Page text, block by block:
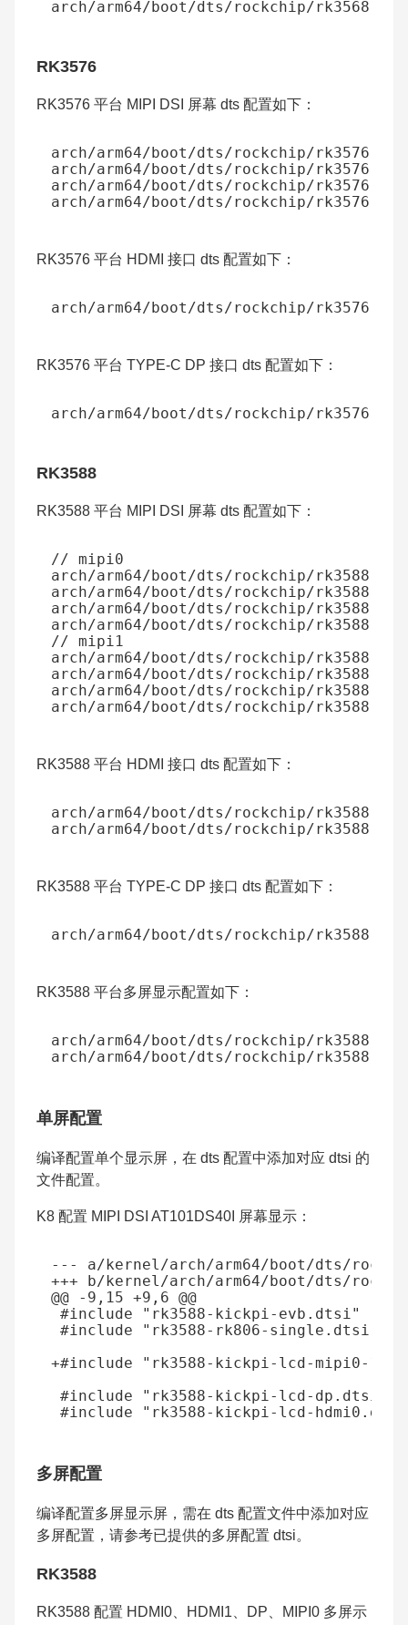
RK3576
RK3576 平台 MIPI DSI 屏幕 dts 配置如下：
RK3576 平台 HDMI 接口 dts 配置如下：
RK3576 平台 TYPE-C DP 接口 dts 配置如下：
RK3588
RK3588 平台 MIPI DSI 屏幕 dts 配置如下：
RK3588 平台 HDMI 接口 dts 配置如下：
RK3588 平台 TYPE-C DP 接口 dts 配置如下：
RK3588 平台多屏显示配置如下：
单屏配置
编译配置单个显示屏，在 dts 配置中添加对应 dtsi 的
文件配置。
K8 配置 MIPI DSI AT101DS40I 屏幕显示：
--- a/kernel/arch/arm64/boot/dts/
+++ b/kernel/arch/arm64/boot/dts/
@@ -9,15 +9,6 @@
+#include "rk3588-kickpi-lcd-mipi0-10.1-
多屏配置
编译配置多屏显示屏，需在 dts 配置文件中添加对应
多屏配置，请参考已提供的多屏配置 dtsi。
RK3588
RK3588 配置 HDMI0、HDMI1、DP、MIPI0 多屏示